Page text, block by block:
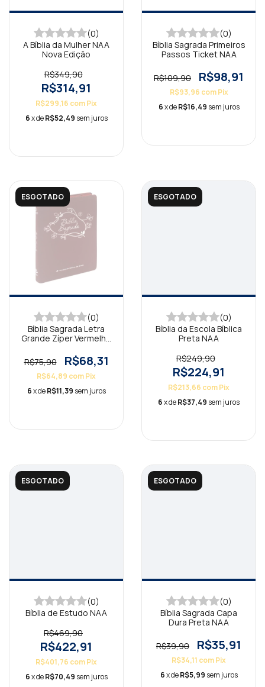
(0)
A Bíblia da Mulher NAA
Nova Edição
R$349,90
R$314,91
R$299,16 comPix
6x deR$52,49 sem juros
(0)
Bíblia Sagrada Primeiros
Passos Ticket NAA
R$109,90 R$98,91
R$93,96 com Pix
6x deR$16,49 sem juros
ESGOTADO
(0)
Bíblia Sagrada Letra
Grande Zíper Vermelho
R$75,90
R$68,31
R$64,89 comPix
6x deR$11,39 sem juros
ESGOTADO
(0)
Bíblia da Escola Bíblica
Preta NAA
R$249,90
R$224,91
R$213,66 comPix
6x deR$37,49 sem juros
ESGOTADO
(0)
Bíblia de Estudo NAA
R$469,90
R$422,91
R$401,76 comPix
6x deR$70,49 sem juros
ESGOTADO
(0)
Bíblia Sagrada Capa
Dura Preta NAA
R$39,90 R$35,91
R$34,11 comPix
6x deR$5,99 sem juros